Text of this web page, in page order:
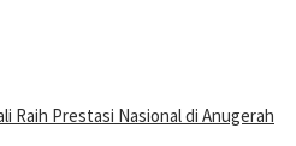
Raih Prestasi Nasional di Anugerah